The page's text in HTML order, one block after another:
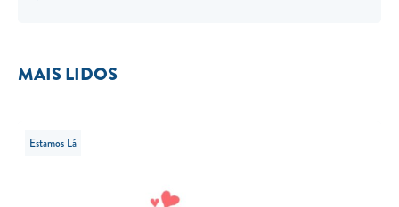
MAIS LIDOS
Estamos Lá